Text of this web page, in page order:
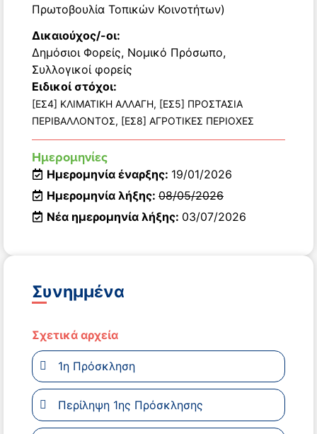
Πρωτοβουλία Τοπικών Κοινοτήτων)
Δικαιούχος/-οι:
Δημόσιοι Φορείς, Νομικό Πρόσωπο,
Συλλογικοί φορείς
Ειδικοί στόχοι:
[ΕΣ4] ΚΛΙΜΑΤΙΚΗ ΑΛΛΑΓΗ, [ΕΣ5] ΠΡΟΣΤΑΣΙΑ
ΠΕΡΙΒΑΛΛΟΝΤΟΣ, [ΕΣ8] ΑΓΡΟΤΙΚΕΣ ΠΕΡΙΟΧΕΣ
Ημερομηνίες
Ημερομηνία έναρξης: 19/01/2026
Ημερομηνία λήξης: 08/05/2026
Νέα ημερομηνία λήξης: 03/07/2026
Συνημμένα
Σχετικά αρχεία
1η Πρόσκληση
Περίληψη 1ης Πρόσκλησης